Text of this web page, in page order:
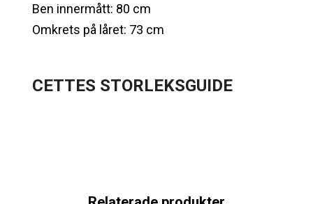
Ben innermått: 80 cm
Omkrets på låret: 73 cm
CETTES STORLEKSGUIDE